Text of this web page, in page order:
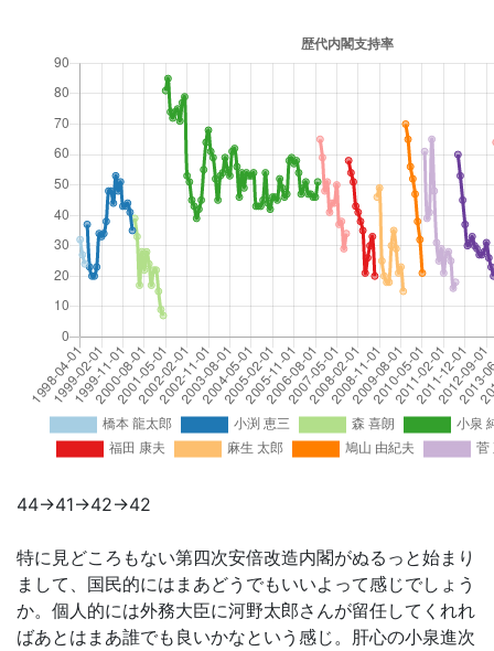
44→41→42→42
特に見どころもない第四次安倍改造内閣がぬるっと始まり
まして、国民的にはまあどうでもいいよって感じでしょう
か。個人的には外務大臣に河野太郎さんが留任してくれれ
ばあとはまあ誰でも良いかなという感じ。肝心の小泉進次